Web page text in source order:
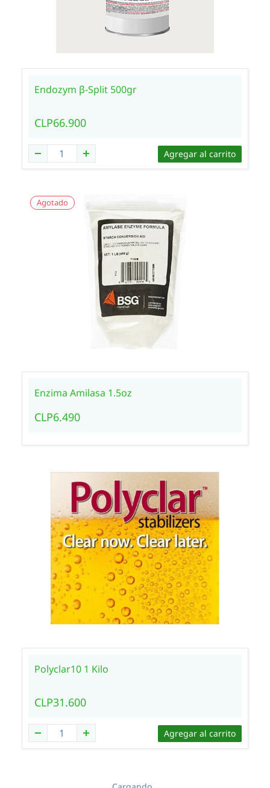
Endozym β-Split 500gr
CLP66.900
Agregar al carrito
Agotado
Enzima Amilasa 1.5oz
CLP6.490
Polyclar10 1 Kilo
CLP31.600
Agregar al carrito